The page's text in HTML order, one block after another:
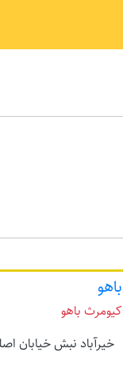
باهو
کیومرث باهو
خیرآباد نبش خیابان